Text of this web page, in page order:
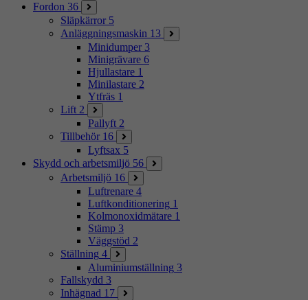
Fordon 36
Släpkärror 5
Anläggningsmaskin 13
Minidumper 3
Minigrävare 6
Hjullastare 1
Minilastare 2
Ytfräs 1
Lift 2
Pallyft 2
Tillbehör 16
Lyftsax 5
Skydd och arbetsmiljö 56
Arbetsmiljö 16
Luftrenare 4
Luftkonditionering 1
Kolmonoxidmätare 1
Stämp 3
Väggstöd 2
Ställning 4
Aluminiumställning 3
Fallskydd 3
Inhägnad 17